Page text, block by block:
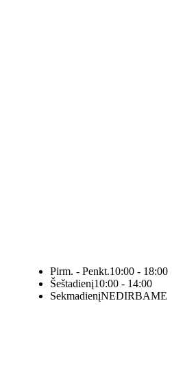
Pirm. - Penkt.10:00 - 18:00
Šeštadienį10:00 - 14:00
SekmadienįNEDIRBAME